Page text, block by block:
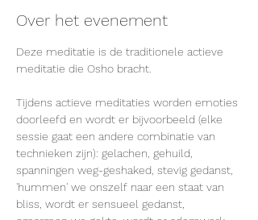
Over het evenement
Deze meditatie is de traditionele actieve
meditatie die Osho bracht.
Tijdens actieve meditaties worden emoties
doorleefd en wordt er bijvoorbeeld (elke
sessie gaat een andere combinatie van
technieken zijn): gelachen, gehuild,
spanningen weg-geshaked, stevig gedanst,
'hummen' we onszelf naar een staat van
bliss, wordt er sensueel gedanst,